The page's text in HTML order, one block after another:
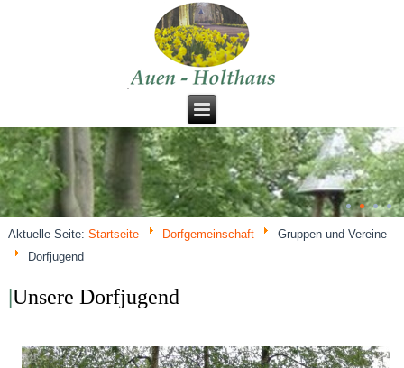
Aktuelle Seite:Startseite Dorfgemeinschaft
Gruppen und Vereine
Dorfjugend
|Unsere Dorfjugend